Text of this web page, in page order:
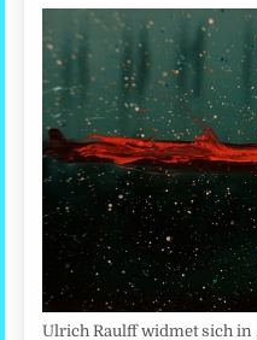
Ulrich Raulff widmet sich in